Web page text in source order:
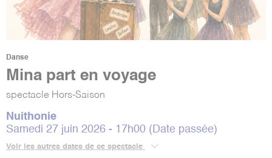
Danse
Mina part en voyage
spectacle Hors-Saison
Nuithonie
Samedi 27 juin 2026 - 17h00 (Date passée)
Voir les autres dates de ce spectacle